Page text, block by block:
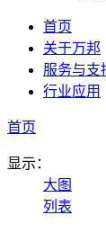
首页
关于万邦
服务与支
行业应用
首页
显示：
大图
列表